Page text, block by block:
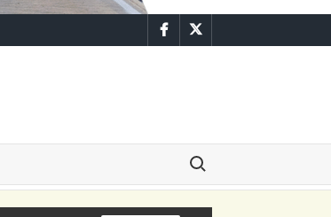
FacebookTwitter
Buscar: